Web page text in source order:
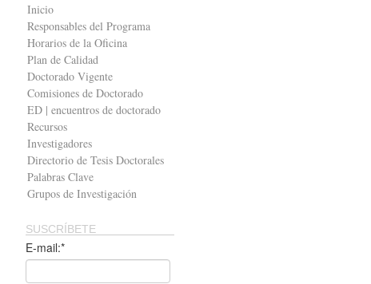
Inicio
Responsables del Programa
Horarios de la Oficina
Plan de Calidad
Doctorado Vigente
Comisiones de Doctorado
ED | encuentros de doctorado
Recursos
Investigadores
Directorio de Tesis Doctorales
Palabras Clave
Grupos de Investigación
SUSCRÍBETE
E-mail:*